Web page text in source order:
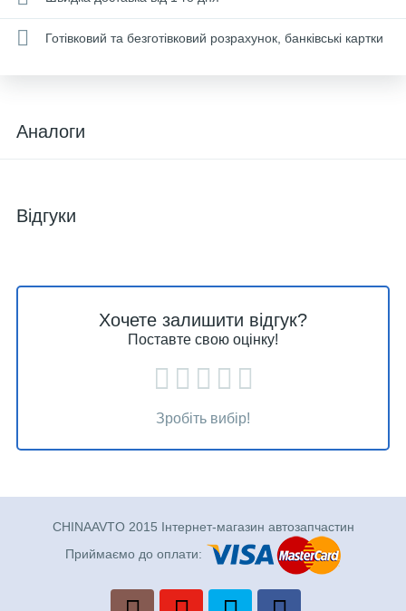
Готівковий та безготівковий розрахунок, банківські картки
Аналоги
Відгуки
Хочете залишити відгук?
Поставте свою оцінку!
Зробіть вибір!
CHINAAVTO 2015 Інтернет-магазин автозапчастин
Приймаємо до оплати: